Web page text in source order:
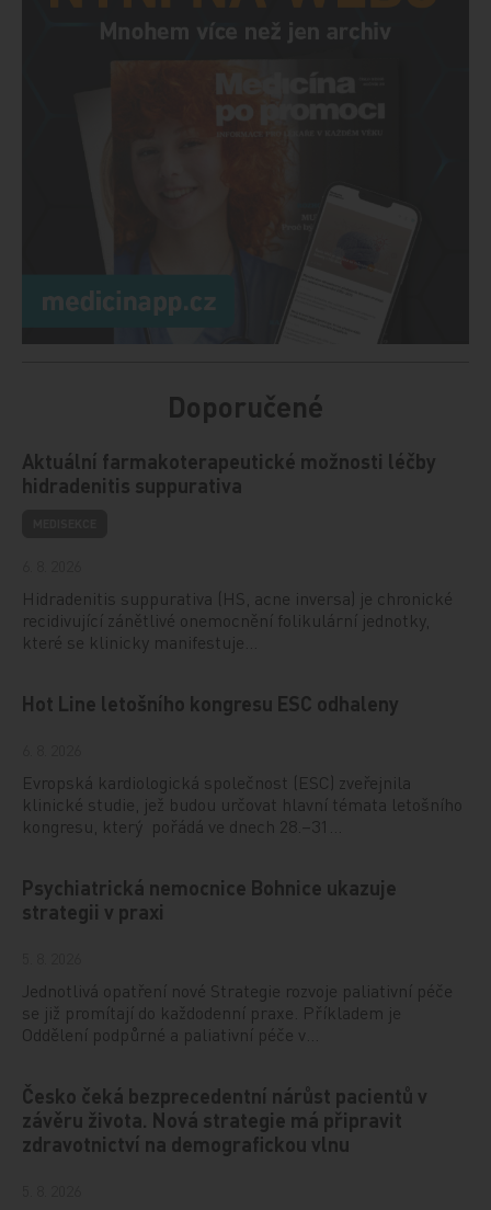
Doporučené
Aktuální farmakoterapeutické možnosti léčby
hidradenitis suppurativa
Hidradenitis suppurativa (HS, acne inversa) je chronické
recidivující zánětlivé onemocnění folikulární jednotky,
které se klinicky manifestuje…
Hot Line letošního kongresu ESC odhaleny
Evropská kardiologická společnost (ESC) zveřejnila
klinické studie, jež budou určovat hlavní témata letošního
kongresu, který pořádá ve dnech 28.–31…
Psychiatrická nemocnice Bohnice ukazuje
strategii v praxi
Jednotlivá opatření nové Strategie rozvoje paliativní péče
se již promítají do každodenní praxe. Příkladem je
Oddělení podpůrné a paliativní péče v…
Česko čeká bezprecedentní nárůst pacientů v
závěru života. Nová strategie má připravit
zdravotnictví na demografickou vlnu